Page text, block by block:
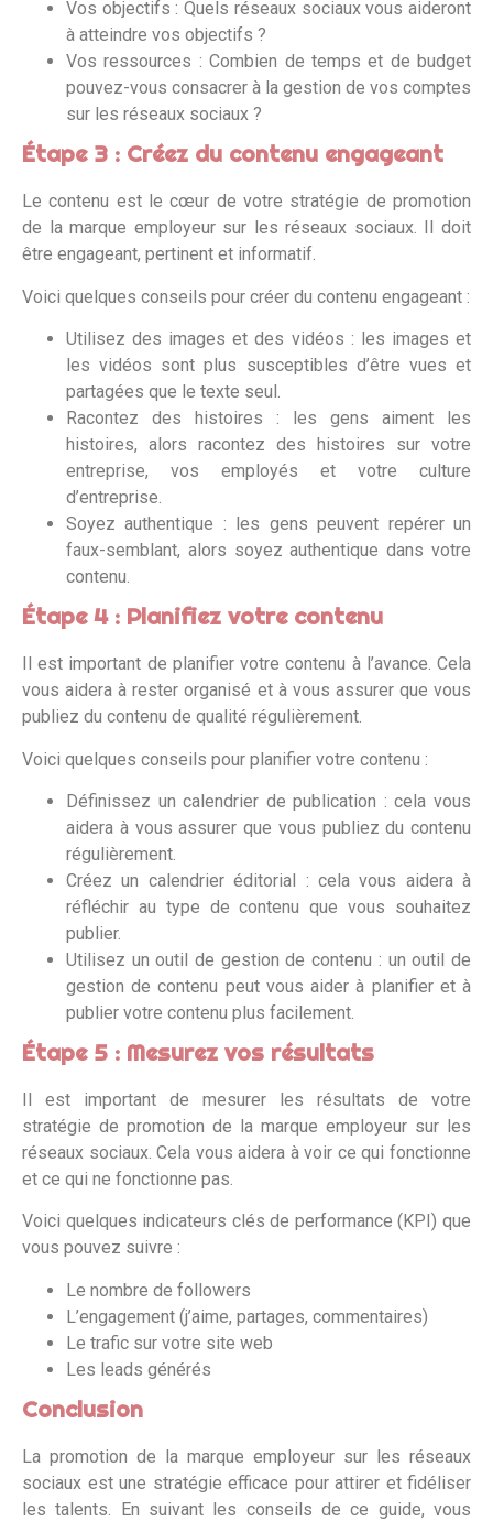
Vos objectifs : Quels réseaux sociaux vous aideront
à atteindre vos objectifs ?
Vos ressources : Combien de temps et de budget
pouvez-vous consacrer à la gestion de vos comptes
sur les réseaux sociaux ?
Étape 3 : Créez du contenu engageant
Le contenu est le cœur de votre stratégie de promotion
de la marque employeur sur les réseaux sociaux. Il doit
être engageant, pertinent et informatif.
Voici quelques conseils pour créer du contenu engageant :
Utilisez des images et des vidéos : les images et
les vidéos sont plus susceptibles d’être vues et
partagées que le texte seul.
Racontez des histoires : les gens aiment les
histoires, alors racontez des histoires sur votre
entreprise, vos employés et votre culture
d’entreprise.
Soyez authentique : les gens peuvent repérer un
faux-semblant, alors soyez authentique dans votre
contenu.
Étape 4 : Planifiez votre contenu
Il est important de planifier votre contenu à l’avance. Cela
vous aidera à rester organisé et à vous assurer que vous
publiez du contenu de qualité régulièrement.
Voici quelques conseils pour planifier votre contenu :
Définissez un calendrier de publication : cela vous
aidera à vous assurer que vous publiez du contenu
régulièrement.
Créez un calendrier éditorial : cela vous aidera à
réfléchir au type de contenu que vous souhaitez
publier.
Utilisez un outil de gestion de contenu : un outil de
gestion de contenu peut vous aider à planifier et à
publier votre contenu plus facilement.
Étape 5 : Mesurez vos résultats
Il est important de mesurer les résultats de votre
stratégie de promotion de la marque employeur sur les
réseaux sociaux. Cela vous aidera à voir ce qui fonctionne
et ce qui ne fonctionne pas.
Voici quelques indicateurs clés de performance (KPI) que
vous pouvez suivre :
Le nombre de followers
L’engagement (j’aime, partages, commentaires)
Le trafic sur votre site web
Les leads générés
Conclusion
La promotion de la marque employeur sur les réseaux
sociaux est une stratégie efficace pour attirer et fidéliser
les talents. En suivant les conseils de ce guide, vous